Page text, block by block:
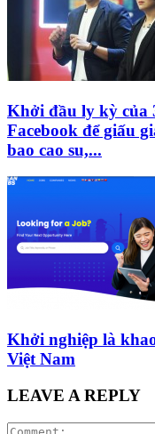
Khởi đầu ly kỳ của
Facebook để giấu
bao cao su,...
Khởi nghiệp là
Việt Nam
LEAVE A REPLY